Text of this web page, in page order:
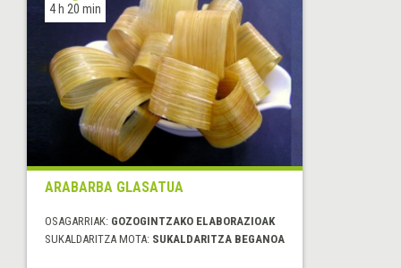
4 h 20 min
ARABARBA GLASATUA
OSAGARRIAK: GOZOGINTZAKO ELABORAZIOAK
SUKALDARITZA MOTA: SUKALDARITZA BEGANOA